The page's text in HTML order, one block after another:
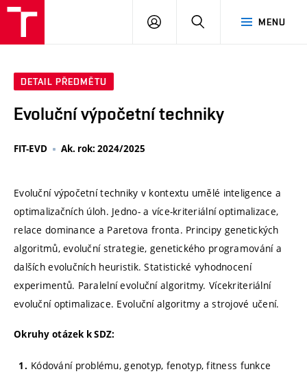
MENU
PŘIHLÁSIT
DETAIL PŘEDMĚTU
Evoluční výpočetní techniky
FIT-EVD Ak. rok: 2024/2025
Evoluční výpočetní techniky v kontextu umělé inteligence a
optimalizačních úloh. Jedno- a více-kriteriální optimalizace,
relace dominance a Paretova fronta. Principy genetických
algoritmů, evoluční strategie, genetického programování a
dalších evolučních heuristik. Statistické vyhodnocení
experimentů. Paralelní evoluční algoritmy. Vícekriteriální
evoluční optimalizace. Evoluční algoritmy a strojové učení.
Okruhy otázek k SDZ:
Kódování problému, genotyp, fenotyp, fitness funkce